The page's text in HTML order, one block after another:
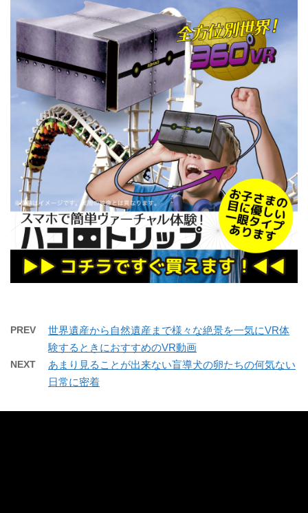
PREV
世界遺産から自然遺産まで様々な絶景を一気にVR体
験するときにおすすめのVR動画
NEXT
あまり見ることが出来ない盲導犬の卵たちの何気ない
日常に密着